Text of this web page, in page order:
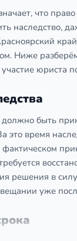
что
наследство,
Ниже
быть
это время
решения в
уже